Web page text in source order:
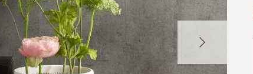
NÆSTE